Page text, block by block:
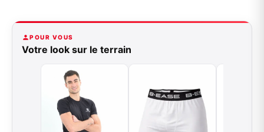
POUR VOUS
Votre look sur le terrain